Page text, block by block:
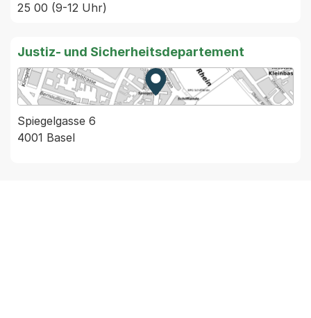
25 00 (9-12 Uhr)
Justiz- und Sicherheitsdepartement
Zur Karte von MapBS.
Externer Link, wird in einem
Spiegelgasse 6
4001 Basel